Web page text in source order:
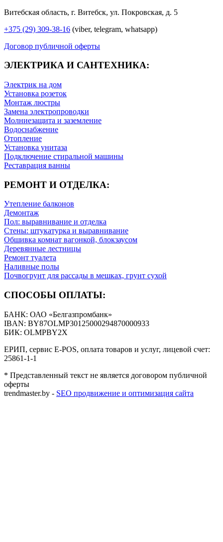
Витебская область, г. Витебск, ул. Покровская, д. 5
+375 (29) 309-38-16 (viber, telegram, whatsapp)
Договор публичной оферты
ЭЛЕКТРИКА И САНТЕХНИКА:
Электрик на дом
Установка розеток
Монтаж люстры
Замена электропроводки
Молниезащита и заземление
Водоснабжение
Отопление
Установка унитаза
Подключение стиральной машины
Реставрация ванны
РЕМОНТ И ОТДЕЛКА:
Утепление балконов
Демонтаж
Пол: выравнивание и отделка
Стены: штукатурка и выравнивание
Обшивка комнат вагонкой, блокзаусом
Деревянные лестницы
Ремонт туалета
Наливные полы
Почвогрунт для рассады в мешках, грунт сухой
СПОСОБЫ ОПЛАТЫ:
БАНК: ОАО «Белгазпромбанк»
IBAN: BY87OLMP30125000294870000933
БИК: OLMPBY2X
ЕРИП, сервис E-POS, оплата товаров и услуг, лицевой счет:
25861-1-1
* Представленный текст не является договором публичной
оферты
trendmaster.by - SEO продвижение и оптимизация сайта